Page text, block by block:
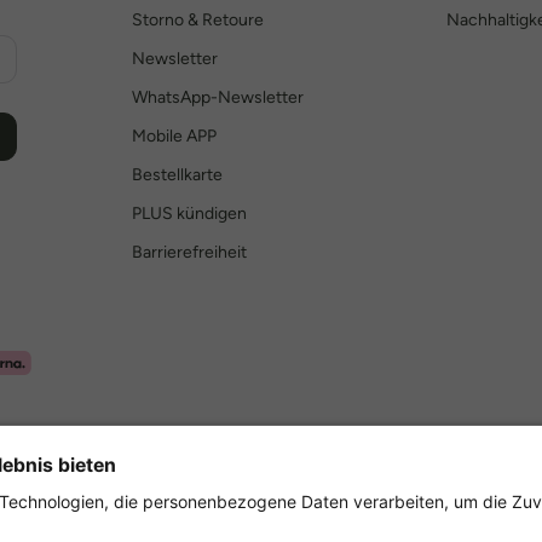
Storno & Retoure
Newsletter
WhatsApp-Newsletter
Mobile APP
Bestellkarte
PLUS kündigen
Barrierefreiheit
Sicher einkaufen mit